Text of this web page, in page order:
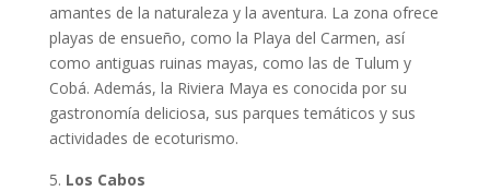
amantes de la naturaleza y la aventura. La zona ofrece
playas de ensueño, como la Playa del Carmen, así
como antiguas ruinas mayas, como las de Tulum y
Cobá. Además, la Riviera Maya es conocida por su
gastronomía deliciosa, sus parques temáticos y sus
actividades de ecoturismo.
Los Cabos